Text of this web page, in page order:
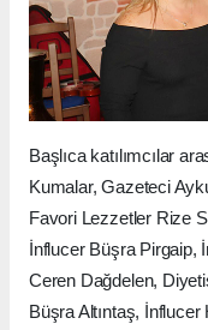
Başlıca katılımcılar
Kumalar, Gazeteci
Favori Lezzetler Rize
İnflucer Büşra Pirgaip,
Ceren Dağdelen,
Büşra Altıntaş,